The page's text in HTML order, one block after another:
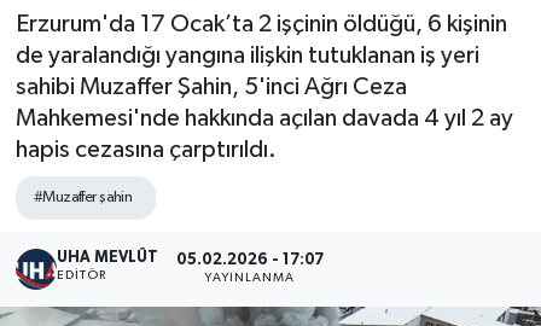
Erzurum'da 17 Ocak’ta 2 işçinin öldüğü, 6 kişinin
de yaralandığı yangına ilişkin tutuklanan iş yeri
sahibi Muzaffer Şahin, 5'inci Ağrı Ceza
Mahkemesi'nde hakkında açılan davada 4 yıl 2 ay
hapis cezasına çarptırıldı.
#Muzaffer şahin
UHA MEVLÜT
EDITÖR
05.02.2026 - 17:07
YAYINLANMA
Spor
Yaşam
Tüm Manşetler
Son Dakika Haberleri
Haber Arşivi